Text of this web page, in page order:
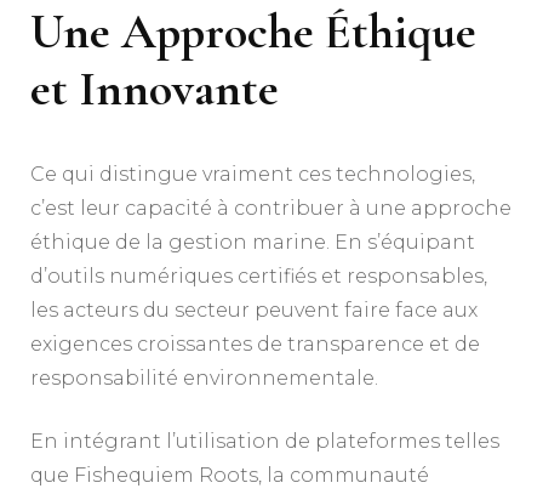
Une Approche Éthique
et Innovante
Ce qui distingue vraiment ces technologies,
c’est leur capacité à contribuer à une approche
éthique de la gestion marine. En s’équipant
d’outils numériques certifiés et responsables,
les acteurs du secteur peuvent faire face aux
exigences croissantes de transparence et de
responsabilité environnementale.
En intégrant l’utilisation de plateformes telles
que Fishequiem Roots, la communauté